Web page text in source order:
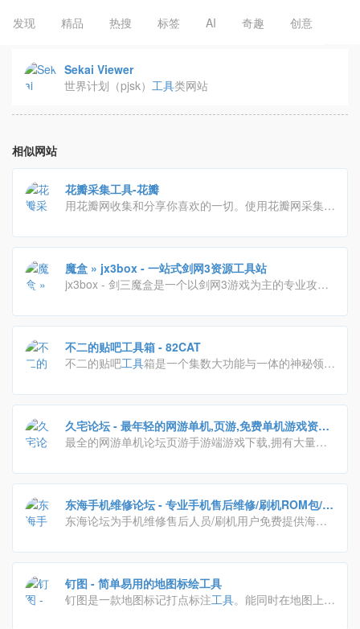
发现 精品 热搜 标签 AI 奇趣 创意
Sekai Viewer
世界计划（pjsk） 工具类网站
相似网站
花瓣采集工具-花瓣
用花瓣网收集和分享你喜欢的一切。使用花瓣网采集工
截图。
魔盒 » jx3box - 一站式剑网3资源工具站
jx3box - 剑三魔盒是一个以剑网3游戏为主的专业攻略
路助力
不二的贴吧工具箱 - 82CAT
不二的贴吧工具箱是一个集数大功能与一体的神秘领
帮手。
久宅论坛 - 最年轻的网游单机,页游,免费单机游戏资源
分享的论坛,只为分享快乐 - 久宅网
最全的网游单机论坛页游手游端游戏下载,拥有大量网
GM工具修改及使用教程.
东海手机维修论坛 - 专业手机售后维修/刷机ROM包/教
程/图纸
东海论坛为手机维修售后人员/刷机用户免费提供海量
图纸、提供手机售后维修所需各类工具和教程资料，一
员，ROM开发者，APP开发者提供交流、学习、分享
各种手机维修相关技术、方法、经验的论坛。
钉图 - 简单易用的地图标绘工具
钉图是一款地图标记打点标注工具。能同时在地图上标